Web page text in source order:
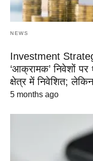
NEWS
Investment
‘आक्रामक’ निवेशों पर
क्षेत्र में निवेशित;
5 months ago